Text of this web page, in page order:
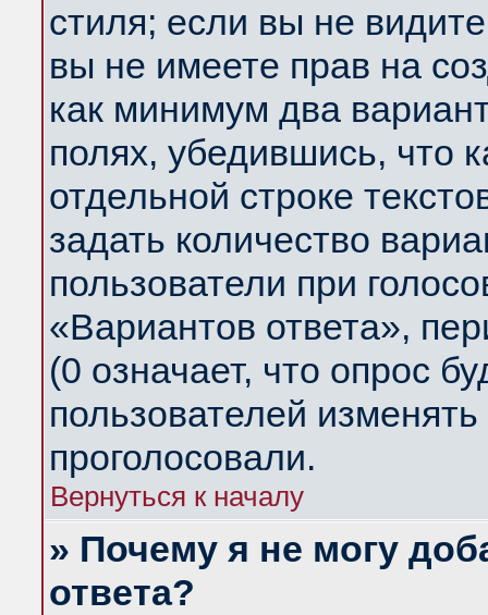
стиля; если вы не
вы не имеете прав на
как минимум два
полях, убедившись, что
отдельной строке
задать количество
пользователи при
«Вариантов ответа»,
(0 означает, что опрос
пользователей
проголосовали.
Вернуться к началу
» Почему я не могу
ответа?